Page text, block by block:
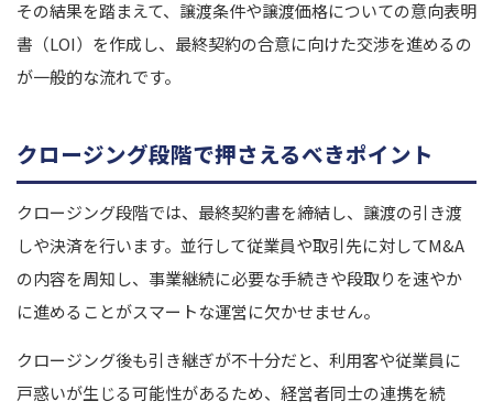
その結果を踏まえて、譲渡条件や譲渡価格についての意向表明
書（LOI）を作成し、最終契約の合意に向けた交渉を進めるの
が一般的な流れです。
クロージング段階で押さえるべきポイント
クロージング段階では、最終契約書を締結し、譲渡の引き渡
しや決済を行います。並行して従業員や取引先に対してM&A
の内容を周知し、事業継続に必要な手続きや段取りを速やか
に進めることがスマートな運営に欠かせません。
クロージング後も引き継ぎが不十分だと、利用客や従業員に
戸惑いが生じる可能性があるため、経営者同士の連携を続